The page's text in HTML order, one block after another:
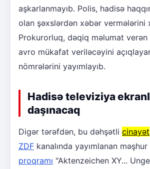
aşkarlanmayıb. Polis, hadisə
olan şəxslərdən xəbər vermələrini
Prokurorluq, dəqiq məlumat verən
avro mükafat veriləcəyini
nömrələrini yayımlayıb.
Hadisə televiziya
daşınacaq
Digər tərəfdən, bu dəhşətli cinayət
ZDF kanalında yayımlanan
proqramı "Aktenzeichen XY...